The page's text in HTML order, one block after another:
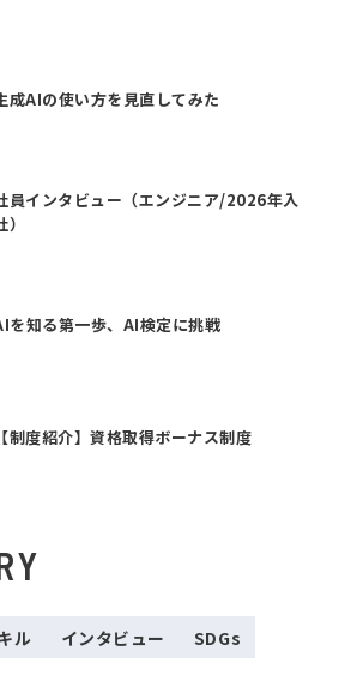
成AIの使い方を見直してみた
員インタビュー（エンジニア/2026年入
）
を知る第一歩、AI検定に挑戦
【制度紹介】資格取得ボーナス制度
ル インタビュー
SDGs